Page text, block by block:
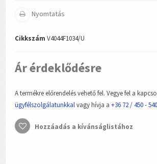
Nyomtatás
Cikkszám V4044F1034/U
Ár érdeklődésre
A termékre előrendelés vehető fel. Vegye fel a
ügyfélszolgálatunkkalvagy hívja a +36 72 / 450 - 540
Hozzáadás a kívánságlistához